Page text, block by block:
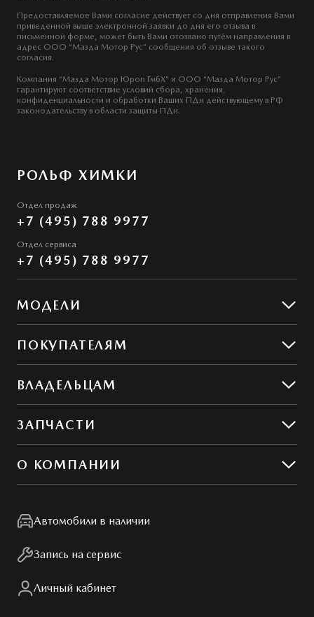
Предоставляемое Вами согласие действует со дня отправления Вами
приведенной выше электронной заявки до дня его отзыва в
письменной форме, может быть Вами отозвано путём направления в
адрес ООО “Мазда Мотор Рус” сообщения об отзыве такого
согласия.
Компания “Мазда Мотор Юроп ГмбХ” и ООО “Мазда Мотор Рус”
гарантируют соответствие условий сбора, хранения,
конфиденциальности и обработки Ваших ПДн действующему в РФ
законодательству в области защиты ПДн.
РОЛЬФ ХИМКИ
Отдел продаж
+7 (495) 788 9977
Отдел сервиса
+7 (495) 788 9977
МОДЕЛИ
Mazda CX-5
ПОКУПАТЕЛЯМ
MAZDA ГАРАНТ
ВЛАДЕЛЬЦАМ
Сервис и ремонт
Обслуживание
ЗАПЧАСТИ
MZD Oil & Parts
О КОМПАНИИ
Правовая информация
Автомобили в наличии
Запись на сервис
Личный кабинет